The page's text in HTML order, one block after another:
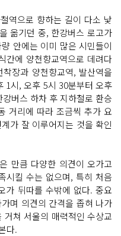
역으로 향하는 길이 다소 낯
옮기던 중, 한강버스 로고가
안에는 이미 많은 시민들이
간에 양천향교역으로 데려다
장과 양천향교역, 발산역을
1시, 오후 5시 30분부터 오후
버스 하차 후 지하철로 환승
거리에 따라 조금씩 추가 요
가 잘 이루어지는 것을 확인
만큼 다양한 의견이 오가고
시킬 수는 없으며, 특히 처음
가 뒤따를 수밖에 없다. 중요
며 의견의 간격을 좁혀 나가
쳐 서울의 매력적인 수상교
다.